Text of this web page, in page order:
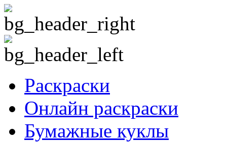
Раскраски
Онлайн раскраски
Бумажные куклы